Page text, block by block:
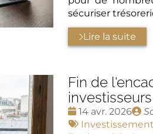
sécuriser
Lire la suite
Fin de
investisseurs
Date
:
14 avr. 2026
Tags